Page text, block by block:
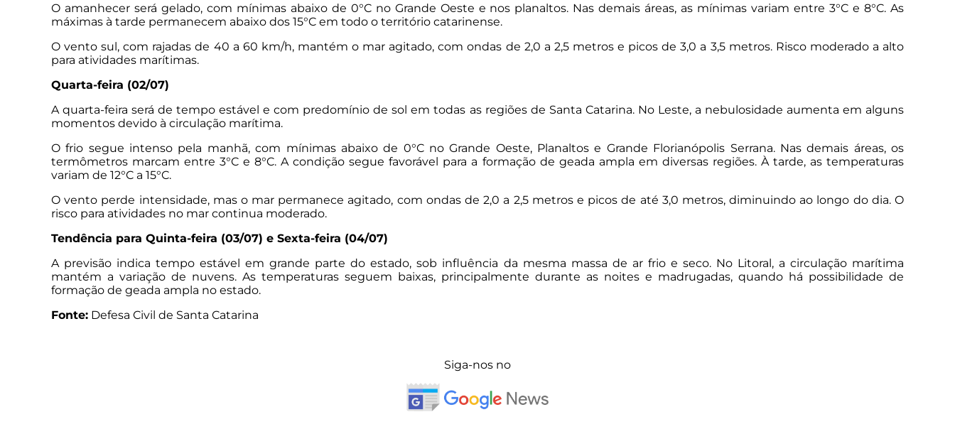
O amanhecer será gelado, com mínimas abaixo de 0°C no Grande Oeste e nos planaltos. Nas demais áreas, as mínimas variam entre 3°C e 8°C. As
máximas à tarde permanecem abaixo dos 15°C em todo o território catarinense.
O vento sul, com rajadas de 40 a 60 km/h, mantém o mar agitado, com ondas de 2,0 a 2,5 metros e picos de 3,0 a 3,5 metros. Risco moderado a alto
para atividades marítimas.
Quarta-feira (02/07)
A quarta-feira será de tempo estável e com predomínio de sol em todas as regiões de Santa Catarina. No Leste, a nebulosidade aumenta em alguns
momentos devido à circulação marítima.
O frio segue intenso pela manhã, com mínimas abaixo de 0°C no Grande Oeste, Planaltos e Grande Florianópolis Serrana. Nas demais áreas, os
termômetros marcam entre 3°C e 8°C. A condição segue favorável para a formação de geada ampla em diversas regiões. À tarde, as temperaturas
variam de 12°C a 15°C.
O vento perde intensidade, mas o mar permanece agitado, com ondas de 2,0 a 2,5 metros e picos de até 3,0 metros, diminuindo ao longo do dia. O
risco para atividades no mar continua moderado.
Tendência para Quinta-feira (03/07) e Sexta-feira (04/07)
A previsão indica tempo estável em grande parte do estado, sob influência da mesma massa de ar frio e seco. No Litoral, a circulação marítima
mantém a variação de nuvens. As temperaturas seguem baixas, principalmente durante as noites e madrugadas, quando há possibilidade de
formação de geada ampla no estado.
Fonte: Defesa Civil de Santa Catarina
Siga-nos no